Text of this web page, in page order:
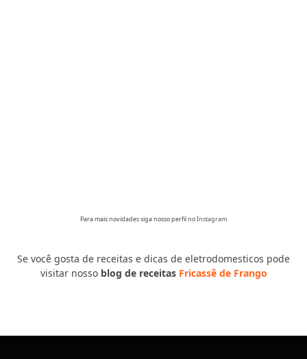
Para mais novidades siga nosso perfil noInstagram
Se você gosta de receitas e dicas de eletrodomesticos pode
visitar nosso blog de receitas Fricassê de Frango